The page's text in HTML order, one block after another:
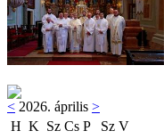
< 2026. április >
H K Sz Cs P Sz V